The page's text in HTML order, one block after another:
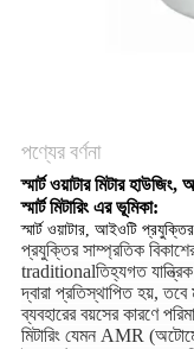
পণ্যের বর্ণনা
স্মার্ট ওয়াটার মিটার
স্মার্ট মিটারিং এর ভূমিকা:
স্মার্ট ওয়াটার, আইওটি
প্রযুক্তির সাম্প্রতিক
traditionalতিহ্যগত
দ্বারা প্রতিস্থাপিত হয়, তবে
ব্যবহারের বয়সের কারণে
মিটারিং যেমন AMR